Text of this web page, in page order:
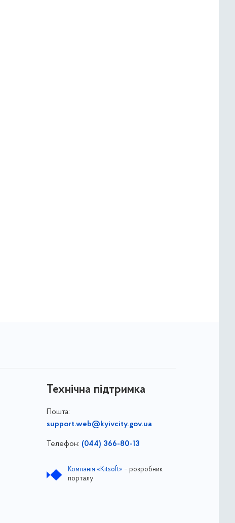
Технічна підтримка
Пошта:
support.web@kyivcity.gov.ua
Телефон: (044) 366-80-13
Компанія «Kitsoft» – розробник
порталу